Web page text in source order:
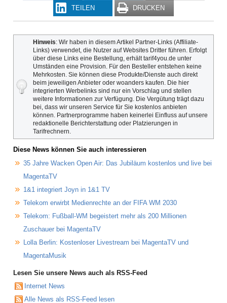
TEILEN DRUCKEN
Hinweis: Wir haben in diesem Artikel Partner-Links (Affiliate-
Links) verwendet, die Nutzer auf Websites Dritter führen. Erfolgt
über diese Links eine Bestellung, erhält tarif4you.de unter
Umständen eine Provision. Für den Besteller entstehen keine
Mehrkosten. Sie können diese Produkte/Dienste auch direkt
beim jeweiligen Anbieter oder woanders kaufen. Die hier
integrierten Werbelinks sind nur ein Vorschlag und stellen
weitere Informationen zur Verfügung. Die Vergütung trägt dazu
bei, dass wir unseren Service für Sie kostenlos anbieten
können. Partnerprogramme haben keinerlei Einfluss auf unsere
redaktionelle Berichterstattung oder Platzierungen in
Tarifrechnern.
Diese News können Sie auch interessieren
35 Jahre Wacken Open Air: Das Jubiläum kostenlos und live bei
MagentaTV
1&1 integriert Joyn in 1&1 TV
Telekom erwirbt Medienrechte an der FIFA WM 2030
Telekom: Fußball-WM begeistert mehr als 200 Millionen
Zuschauer bei MagentaTV
Lolla Berlin: Kostenloser Livestream bei MagentaTV und
MagentaMusik
Lesen Sie unsere News auch als RSS-Feed
Internet News
Alle News als RSS-Feed lesen